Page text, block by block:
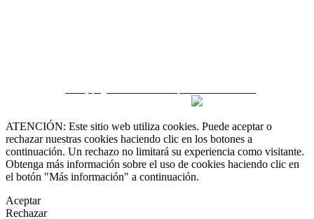
ATENCIÓN: Este sitio web utiliza cookies. Puede aceptar o
rechazar nuestras cookies haciendo clic en los botones a
continuación. Un rechazo no limitará su experiencia como visitante.
Obtenga más información sobre el uso de cookies haciendo clic en
el botón "Más información" a continuación.
Aceptar
Rechazar